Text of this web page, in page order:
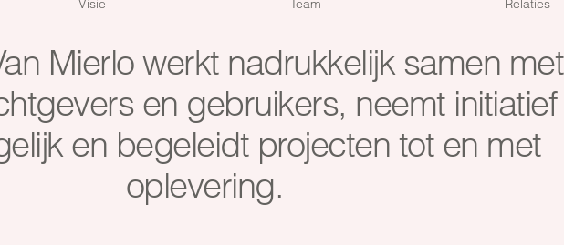
Visie Team Relaties
Mierlo werkt nadrukkelijk samen met
en gebruikers, neemt initiatief
en begeleidt projecten tot en met
oplevering.